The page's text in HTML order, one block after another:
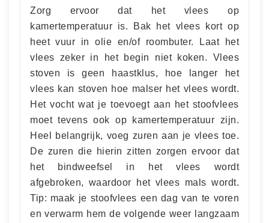
Zorg ervoor dat het vlees op
kamertemperatuur is. Bak het vlees kort op
heet vuur in olie en/of roombuter. Laat het
vlees zeker in het begin niet koken. Vlees
stoven is geen haastklus, hoe langer het
vlees kan stoven hoe malser het vlees wordt.
Het vocht wat je toevoegt aan het stoofvlees
moet tevens ook op kamertemperatuur zijn.
Heel belangrijk, voeg zuren aan je vlees toe.
De zuren die hierin zitten zorgen ervoor dat
het bindweefsel in het vlees wordt
afgebroken, waardoor het vlees mals wordt.
Tip: maak je stoofvlees een dag van te voren
en verwarm hem de volgende weer langzaam